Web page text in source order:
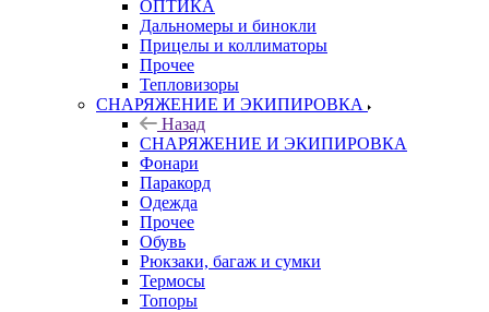
ОПТИКА
Дальномеры и бинокли
Прицелы и коллиматоры
Прочее
Тепловизоры
СНАРЯЖЕНИЕ И ЭКИПИРОВКА
Назад
СНАРЯЖЕНИЕ И ЭКИПИРОВКА
Фонари
Паракорд
Одежда
Прочее
Обувь
Рюкзаки, багаж и сумки
Термосы
Топоры